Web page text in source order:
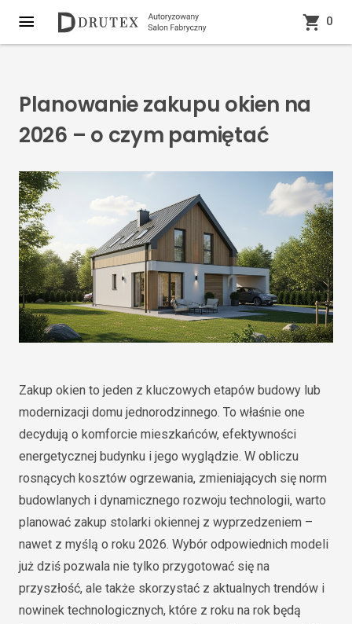
0
Planowanie zakupu okien na
2026 – o czym pamiętać
Zakup okien to jeden z kluczowych etapów budowy lub
modernizacji domu jednorodzinnego. To właśnie one
decydują o komforcie mieszkańców, efektywności
energetycznej budynku i jego wyglądzie. W obliczu
rosnących kosztów ogrzewania, zmieniających się norm
budowlanych i dynamicznego rozwoju technologii, warto
planować zakup stolarki okiennej z wyprzedzeniem –
nawet z myślą o roku 2026. Wybór odpowiednich modeli
już dziś pozwala nie tylko przygotować się na
przyszłość, ale także skorzystać z aktualnych trendów i
nowinek technologicznych, które z roku na rok będą